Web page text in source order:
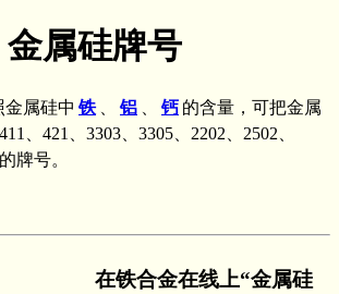
金属硅牌号
金属硅中 铁 铝 钙 的含量，可把金属
、421、3303、3305、2202、2502、
牌号。
在铁合金在线上“金属硅